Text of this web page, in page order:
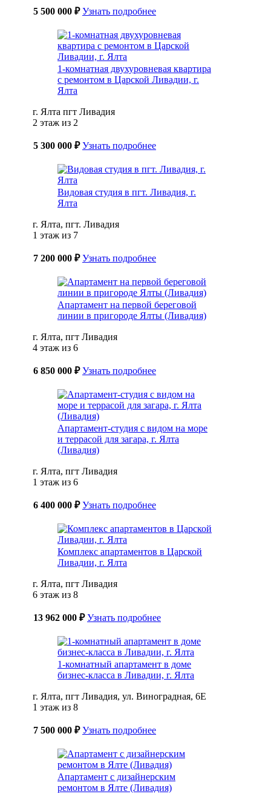
5 500 000 ₽ Узнать подробнее
1-комнатная двухуровневая квартира
с ремонтом в Царской Ливадии, г.
Ялта
г. Ялта пгт Ливадия
2 этаж из 2
5 300 000 ₽ Узнать подробнее
Видовая студия в пгт. Ливадия, г.
Ялта
г. Ялта, пгт. Ливадия
1 этаж из 7
7 200 000 ₽ Узнать подробнее
Апартамент на первой береговой
линии в пригороде Ялты (Ливадия)
г. Ялта, пгт Ливадия
4 этаж из 6
6 850 000 ₽ Узнать подробнее
Апартамент-студия с видом на море
и террасой для загара, г. Ялта
(Ливадия)
г. Ялта, пгт Ливадия
1 этаж из 6
6 400 000 ₽ Узнать подробнее
Комплекс апартаментов в Царской
Ливадии, г. Ялта
г. Ялта, пгт Ливадия
6 этаж из 8
13 962 000 ₽ Узнать подробнее
1-комнатный апартамент в доме
бизнес-класса в Ливадии, г. Ялта
г. Ялта, пгт Ливадия, ул. Виноградная, 6Е
1 этаж из 8
7 500 000 ₽ Узнать подробнее
Апартамент с дизайнерским
ремонтом в Ялте (Ливадия)